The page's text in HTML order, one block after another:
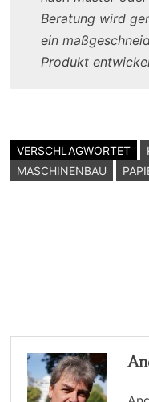
Beratung wird
ein
Produkt
VERSCHLAGWORTET
MASCHINENBAU